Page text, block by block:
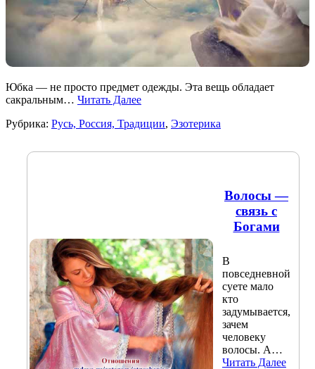
Юбка — не просто предмет одежды. Эта вещь обладает
сакральным… Читать Далее
Рубрика: Русь, Россия, Традиции, Эзотерика
Волосы —
связь с
Богами
В
повседневной
суете мало
кто
задумывается,
зачем
человеку
волосы. А…
Читать Далее